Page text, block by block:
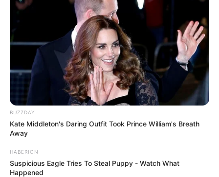
BUZZDAY
Kate Middleton's Daring Outfit Took Prince William's Breath
Away
HABERION
Suspicious Eagle Tries To Steal Puppy - Watch What
Happened